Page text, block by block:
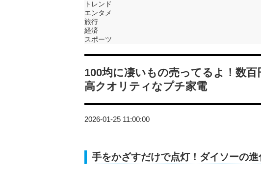
トレンド
エンタメ
旅行
経済
スポーツ
100均に凄いもの売ってるよ！数
高クオリティなプチ家電
2026-01-25 11:00:00
手をかざすだけで点灯！ダイソーの進